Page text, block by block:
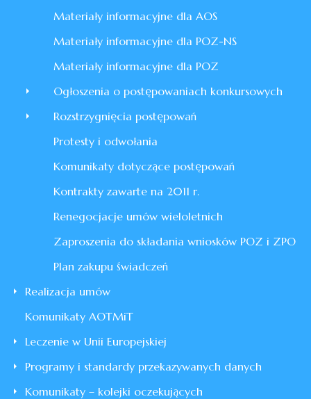
Materiały informacyjne dla AOS
Materiały informacyjne dla POZ-NS
Materiały informacyjne dla POZ
Ogłoszenia o postępowaniach konkursowych
Rozstrzygnięcia postępowań
Protesty i odwołania
Komunikaty dotyczące postępowań
Kontrakty zawarte na 2011 r.
Renegocjacje umów wieloletnich
Zaproszenia do składania wniosków POZ i ZPO
Plan zakupu świadczeń
Realizacja umów
Komunikaty AOTMiT
Leczenie w Unii Europejskiej
Programy i standardy przekazywanych danych
Komunikaty – kolejki oczekujących